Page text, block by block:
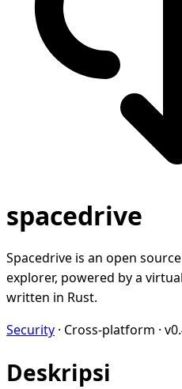
spacedrive
Spacedrive is an open
explorer, powered by a
written in Rust.
Security · Cross-platform ·
Deskripsi